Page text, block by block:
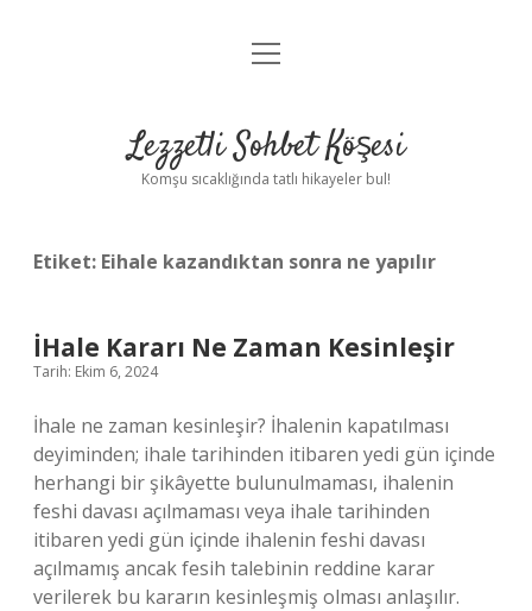
Anasayfa
Yasal Uyarı
menüyü
Lezzetli Sohbet Köşesi
Komşu sıcaklığında tatlı hikayeler bul!
Etiket: Eihale kazandıktan sonra ne yapılır
İHale Kararı Ne Zaman Kesinleşir
Tarih: Ekim 6, 2024
İhale ne zaman kesinleşir? İhalenin kapatılması
deyiminden; ihale tarihinden itibaren yedi gün içinde
herhangi bir şikâyette bulunulmaması, ihalenin
feshi davası açılmaması veya ihale tarihinden
itibaren yedi gün içinde ihalenin feshi davası
açılmamış ancak fesih talebinin reddine karar
verilerek bu kararın kesinleşmiş olması anlaşılır.